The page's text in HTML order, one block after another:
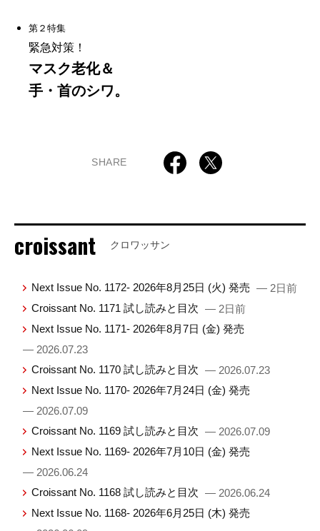
第２特集
緊急対策！
マスク老化＆
手・首のシワ。
SHARE
croissant クロワッサン
Next Issue No. 1172- 2026年8月25日 (火) 発売 — 2日前
Croissant No. 1171 試し読みと目次 — 2日前
Next Issue No. 1171- 2026年8月7日 (金) 発売
— 2026.07.23
Croissant No. 1170 試し読みと目次 — 2026.07.23
Next Issue No. 1170- 2026年7月24日 (金) 発売
— 2026.07.09
Croissant No. 1169 試し読みと目次 — 2026.07.09
Next Issue No. 1169- 2026年7月10日 (金) 発売
— 2026.06.24
Croissant No. 1168 試し読みと目次 — 2026.06.24
Next Issue No. 1168- 2026年6月25日 (木) 発売